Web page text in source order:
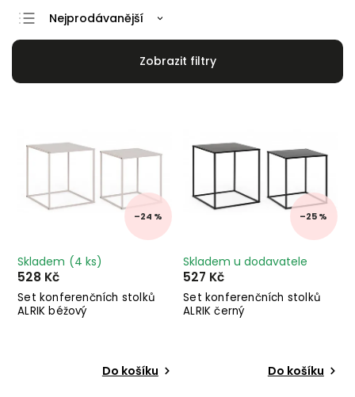
Doporučujeme
Nejprodávanější
–24 %
Set konferenčních stolků
ALRIK béžový
Skladem (4 ks)
528 Kč
Do košíku
–25 %
Set konferenčních stolků
ALRIK černý
Skladem u dodavatele
527 Kč
Do košíku